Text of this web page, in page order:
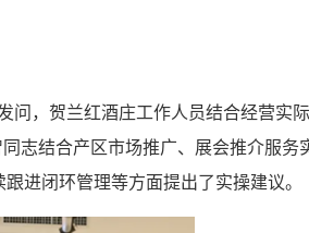
，贺兰红酒庄工作人员结合经营实
志结合产区市场推广、展会推介服务
进闭环管理等方面提出了实操建议。